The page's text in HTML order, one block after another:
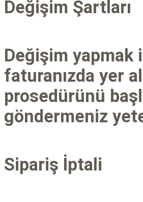
Değişim Şartları
Değişim
faturanızda yer
prosedürünü
göndermeniz
Sipariş İptali